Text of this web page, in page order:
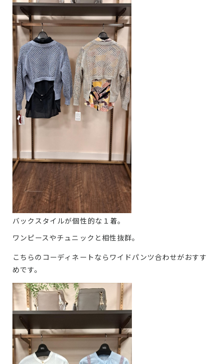
バックスタイルが個性的な１着。
ワンピースやチュニックと相性抜群。
こちらのコーディネートならワイドパンツ合わせがおすす
めです。